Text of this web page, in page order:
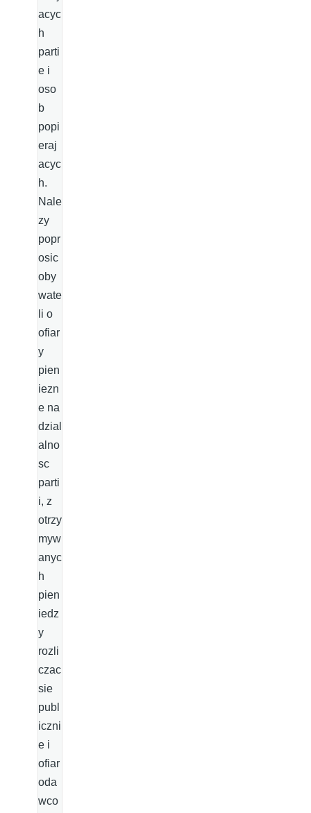
acyc
h
parti
e i
oso
b
popi
eraj
acyc
h.
Nale
zy
popr
osic
oby
wate
li o
ofiar
y
pien
iezn
e na
dzial
alno
sc
parti
i, z
otrzy
myw
anyc
h
pien
iedz
y
rozli
czac
sie
publ
iczni
e i
ofiar
oda
wco